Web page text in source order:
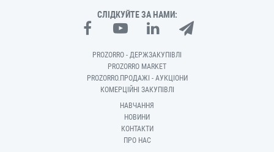
СЛІДКУЙТЕ ЗА НАМИ:
PROZORRO - ДЕРЖЗАКУПІВЛІ
PROZORRO MARKET
PROZORRO.ПРОДАЖІ - АУКЦІОНИ
КОМЕРЦІЙНІ ЗАКУПІВЛІ
НАВЧАННЯ
НОВИНИ
КОНТАКТИ
ПРО НАС